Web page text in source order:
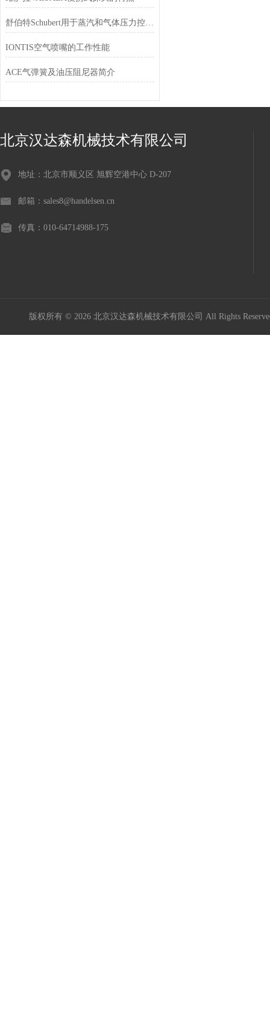
舒伯特Schubert用于蒸汽和气体压力控制的智能气动调节器
IONTIS空气喷嘴的工作性能
ACE气弹簧及油压阻尼器简介
北京汉达森机械技术有限公司
地址：北京市顺义区 旭辉空港中心 D-207
邮箱：sales8@handelsen.cn
传真：010-64714988-175
版权所有 © 2026 北京汉达森机械技术有限公司 All Rights